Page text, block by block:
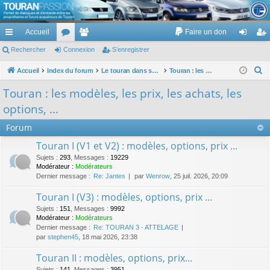
TouranPassion
Le forum des propriétaires ou futurs acquéreurs du Volkswagen Touran
cc
ès
Accueil
or
u
e
m
Faire un don
ne nr
Rechercher Connexion S’enregistrer
Accueil Index du forum Le touran dans ses versions I (V1 V2 V3) et II ... Touran : les modèles, les prix, les achats, les options, ...
r
Touran : les modèles, les prix, les achats, les
options, ...
Forum
Touran I (V1 et V2) : modèles, options, prix ...
Sujets : 293 Messages : 19229
Modérateur : Modérateurs
Dernier message : Re: Jantes par Wenrow , 25 juil. 2026, 20:09
Touran I (V3) : modèles, options, prix ...
Sujets : 151 Messages : 9992
Modérateur : Modérateurs
Dernier message : Re: TOURAN 3 - ATTELAGE
par stephen45 , 18 mai 2026, 23:38
Touran II : modèles, options, prix...